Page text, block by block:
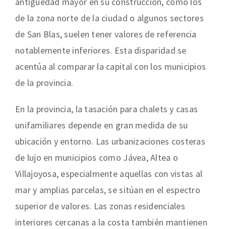
de la zona norte de la ciudad o algunos sectores
de San Blas, suelen tener valores de referencia
notablemente inferiores. Esta disparidad se
acentúa al comparar la capital con los municipios
de la provincia.
En la provincia, la tasación para chalets y casas
unifamiliares depende en gran medida de su
ubicación y entorno. Las urbanizaciones costeras
de lujo en municipios como Jávea, Altea o
Villajoyosa, especialmente aquellas con vistas al
mar y amplias parcelas, se sitúan en el espectro
superior de valores. Las zonas residenciales
interiores cercanas a la costa también mantienen